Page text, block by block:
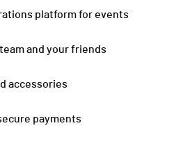
platform for events
and your friends
accessories
payments